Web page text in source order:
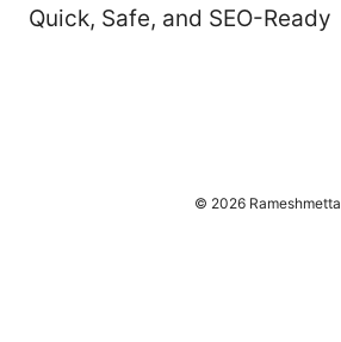
Quick, Safe, and SEO-Ready
© 2026 Rameshmetta